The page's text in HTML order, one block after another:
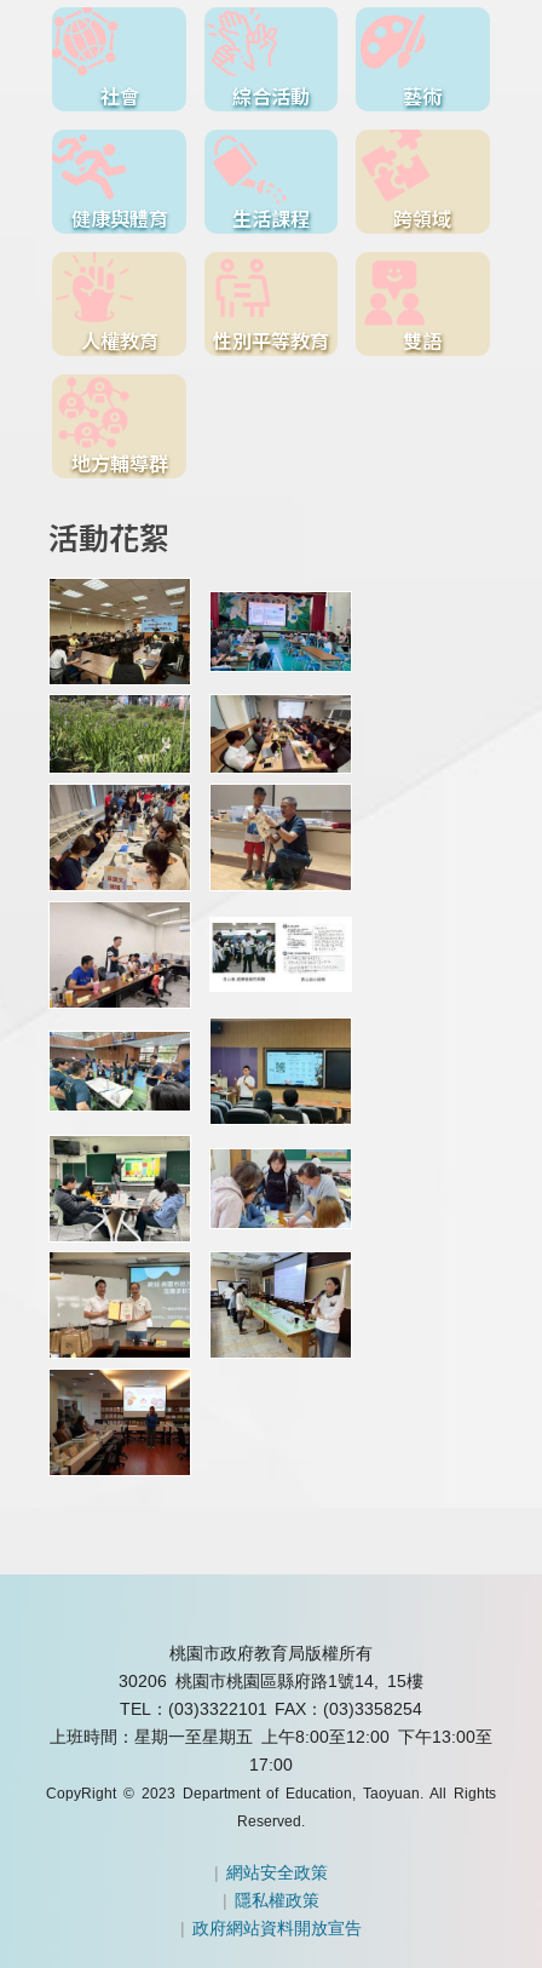
社會 綜合活動 藝術
健康與體育 生活課程 跨領域
人權教育 性別平等教育 雙語
地方輔導群
活動花絮
桃園市政府教育局版權所有
30206 桃園市桃園區縣府路1號14, 15樓
TEL：(03)3322101
FAX：(03)3358254
上班時間：星期一至星期五 上午8:00至12:00 下午13:00至
17:00
CopyRight © 2023 Department of Education, Taoyuan. All Rights
Reserved.
|網站安全政策
|隱私權政策
|政府網站資料開放宣告